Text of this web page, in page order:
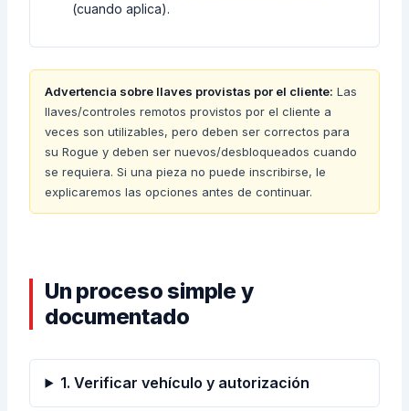
(cuando aplica).
Advertencia sobre llaves provistas por el cliente: Las
llaves/controles remotos provistos por el cliente a
veces son utilizables, pero deben ser correctos para
su Rogue y deben ser nuevos/desbloqueados cuando
se requiera. Si una pieza no puede inscribirse, le
explicaremos las opciones antes de continuar.
Un proceso simple y
documentado
1. Verificar vehículo y autorización